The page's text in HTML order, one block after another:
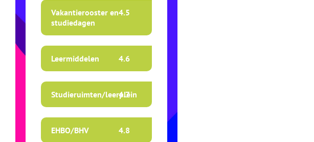
Vakantierooster en
studiedagen
4.5
Leermiddelen 4.6
Studieruimten/leerplein
4.7
EHBO/BHV 4.8